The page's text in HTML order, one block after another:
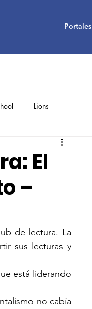
Portales
Lions
Student Achievements
El
–
de lectura. La
sus lecturas y
está liderando
no cabía